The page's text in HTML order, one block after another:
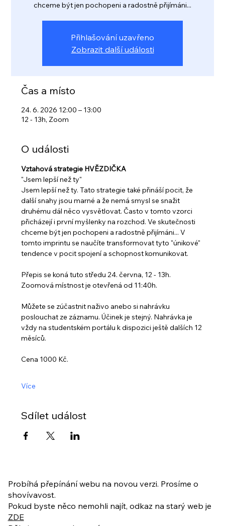
chceme být jen pochopeni a radostně přijímáni...
Přihlašování uzavřeno
Zobrazit další události
Čas a místo
24. 6. 2026 12:00 – 13:00
12 - 13h, Zoom
O události
Vztahová strategie HVĚZDIČKA
"Jsem lepší než ty"
Jsem lepší než ty. Tato strategie také přináší pocit, že
další snahy jsou marné a že nemá smysl se snažit
druhému dál něco vysvětlovat. Často v tomto vzorci
přicházejí i první myšlenky na rozchod. Ve skutečnosti
chceme být jen pochopeni a radostně přijímáni... V
tomto imprintu se naučíte transformovat tyto "únikové"
tendence v pocit spojení a schopnost komunikovat.
Přepis se koná tuto středu 24. června, 12 - 13h.
Zoomová místnost je otevřená od 11:40h.
Můžete se zúčastnit naživo anebo si nahrávku
poslouchat ze záznamu. Účinek je stejný. Nahrávka je
vždy na studentském portálu k dispozici ještě dalších 12
měsíců.
Cena 1000 Kč.
Více
Sdílet událost
Probíhá přepínání webu na novou verzi. Prosíme o
shovívavost.
Pokud byste něco nemohli najít, odkaz na starý web je
ZDE